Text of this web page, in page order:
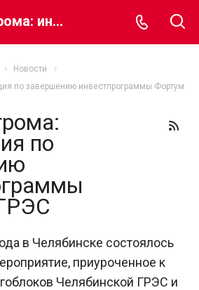
ЭЦМ-Кострома: информация по завершению инвестпрограммы Фортум ЧГРЭС
Новости
по завершению инвестпрограммы Фортум
по
в Челябинске состоялось
приуроченное к
Челябинской ГРЭС и